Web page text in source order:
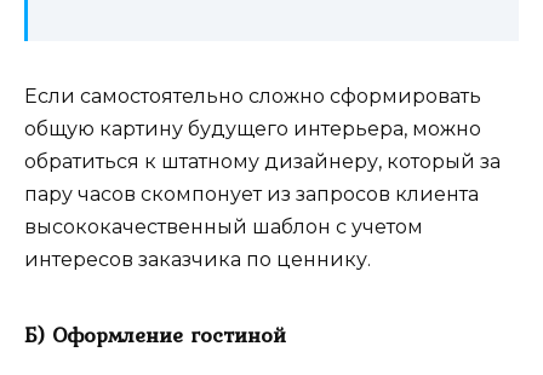
Если самостоятельно сложно сформировать
общую картину будущего интерьера, можно
обратиться к штатному дизайнеру, который за
пару часов скомпонует из запросов клиента
высококачественный шаблон с учетом
интересов заказчика по ценнику.
Б) Оформление гостиной